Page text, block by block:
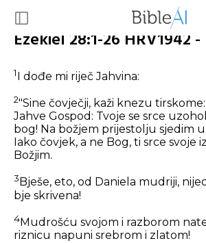
Ezekiel 28:1-26 HRV1942
1I dođe mi riječ Jahvina:
2"Sine čovječji, kaži knezu
Jahve Gospod: Tvoje se srce
bog! Na božjem prijestolju sjedim
Iako čovjek, a ne Bog, ti srce svoje
Božjim.
3 Bješe, eto, od Daniela mudriji,
bje skrivena!
4Mudrošću svojom i razborom
riznicu napuni srebrom i zlatom!